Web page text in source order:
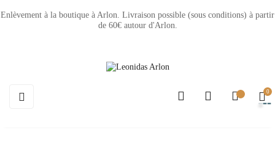
Enlèvement à la boutique à Arlon. Livraison possible (sous conditions) à partir
de 60€ autour d'Arlon.
Basculer
☰ 0